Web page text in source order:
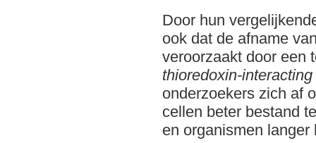
Door hun
ook dat de afname
veroorzaakt door een
thioredoxin-
onderzoekers zich af
cellen beter bestand
en organismen